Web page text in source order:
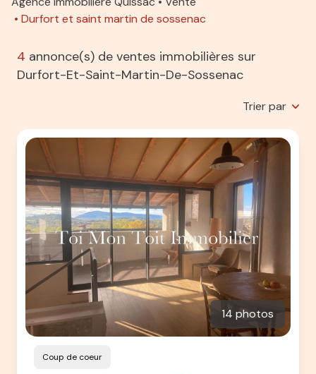
Durfort et saint martin de sossenac
4 annonce(s) de ventes immobilières sur
Durfort-Et-Saint-Martin-De-Sossenac
Trier par
14 photos
Coup de coeur